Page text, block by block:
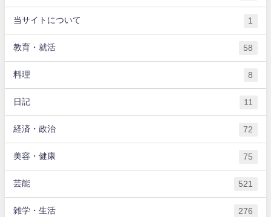
当サイトについて 1
教育・就活 58
料理 8
日記 11
経済・政治 72
美容・健康 75
芸能 521
雑学・生活 276